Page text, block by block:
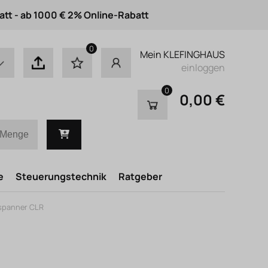
- ab 1000 € 2% Online-Rabatt
0
Mein KLEFINGHAUS
einloggen
0 0,00 €
Steuerungstechnik Ratgeber
CLR